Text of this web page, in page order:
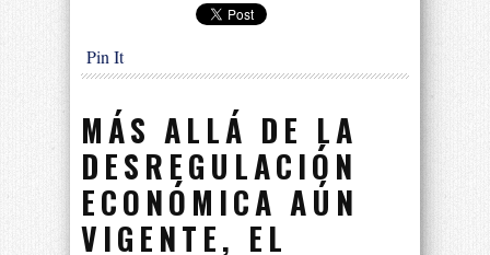
Pin It
MÁS ALLÁ DE LA
DESREGULACIÓN
ECONÓMICA AÚN
VIGENTE, EL